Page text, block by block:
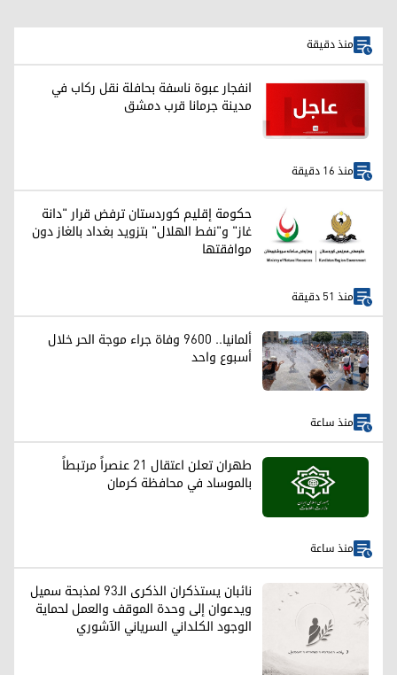
منذ دقيقة
انفجار عبوة ناسفة بحافلة نقل ركاب في
مدينة جرمانا قرب دمشق
منذ 16 دقيقة
حكومة إقليم كوردستان ترفض قرار "دانة
غاز" و"نفط الهلال" بتزويد بغداد بالغاز دون
موافقتها
منذ 51 دقيقة
ألمانيا.. 9600 وفاة جراء موجة الحر خلال
أسبوع واحد
منذ ساعة
طهران تعلن اعتقال 21 عنصراً مرتبطاً
بالموساد في محافظة كرمان
منذ ساعة
نائبان يستذكران الذكرى الـ93 لمذبحة سميل
ويدعوان إلى وحدة الموقف والعمل لحماية
الوجود الكلداني السرياني الآشوري